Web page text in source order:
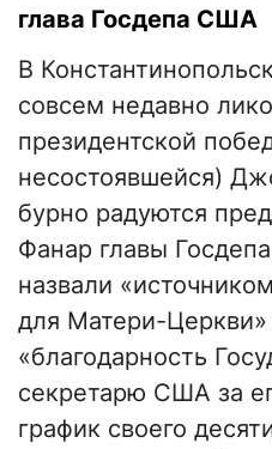
глава Госдепа США
В
совсем недавно
президентской
несостоявшейся)
бурно радуются
Фанар главы
назвали
для Матери-
«благодарность
секретарю США за
график своего